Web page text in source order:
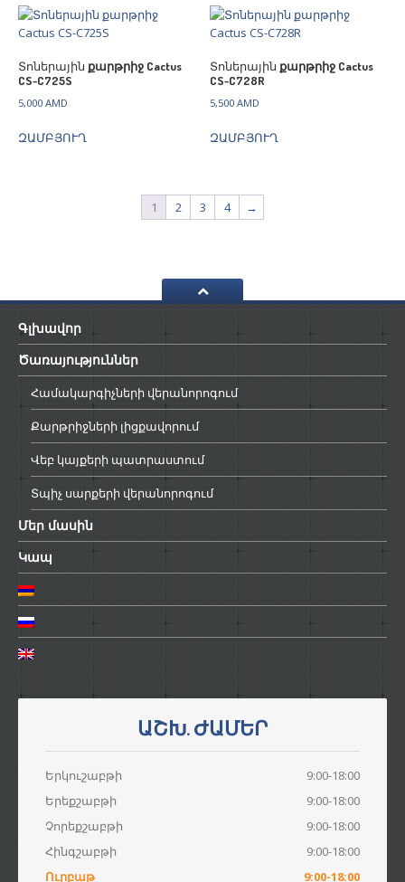
Տոներային քարթրիջ Cactus
CS-C725S
5,000 AMD
ԶԱՄԲՅՈՒՂ
Տոներային քարթրիջ Cactus
CS-C728R
5,500AMD
ԶԱՄԲՅՈՒՂ
1 2 3 4 →
Գլխավոր
Ծառայություններ
Համակարգիչների վերանորոգում
Քարթրիջների լիցքավորում
Վեբ կայքերի պատրաստում
Տպիչ սարքերի վերանորոգում
Մեր մասին
Կապ
ԱՇԽ. ԺԱՄԵՐ
Երկուշաբթի
9:00-18:00
Երեքշաբթի
9:00-18:00
Չորեքշաբթի
9:00-18:00
Հինգշաբթի
9:00-18:00
Ուրբաթ
9:00-18:00